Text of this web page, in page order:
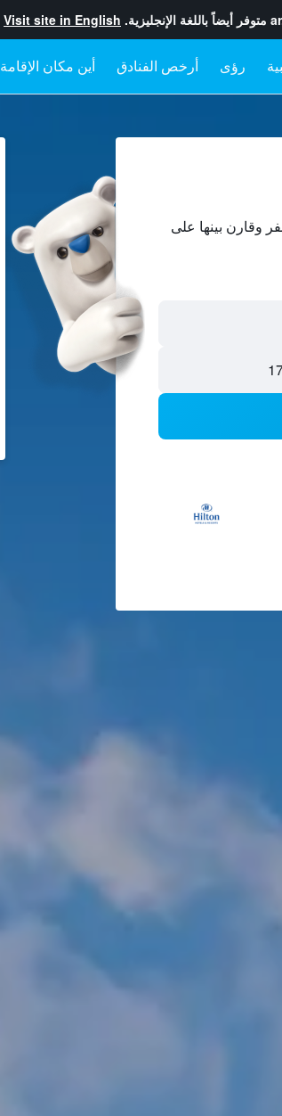
متوفر أيضاً باللغة الإنجليزية. Visit site in English
رؤى أرخص الفنادق أين مكان الإقامة
وقارن بينها على